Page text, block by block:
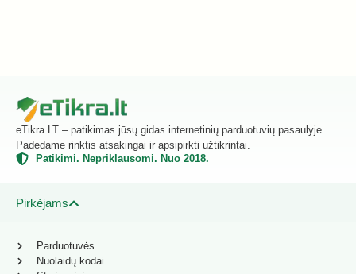
eTikra.LT – patikimas jūsų gidas internetinių parduotuvių pasaulyje.
Padedame rinktis atsakingai ir apsipirkti užtikrintai.
Patikimi. Nepriklausomi. Nuo 2018.
Pirkėjams
Parduotuvės
Nuolaidų kodai